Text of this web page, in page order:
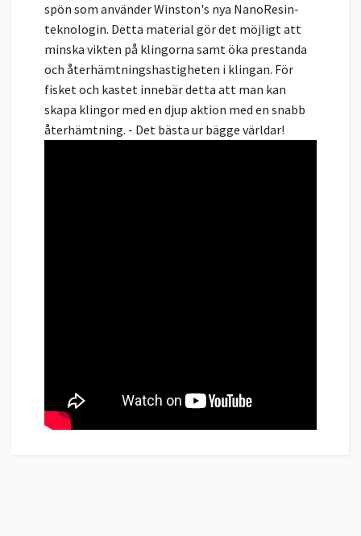
spön som använder Winston's nya NanoResin-
teknologin. Detta material gör det möjligt att
minska vikten på klingorna samt öka prestanda
och återhämtningshastigheten i klingan. För
fisket och kastet innebär detta att man kan
skapa klingor med en djup aktion med en snabb
återhämtning. - Det bästa ur bägge världar!